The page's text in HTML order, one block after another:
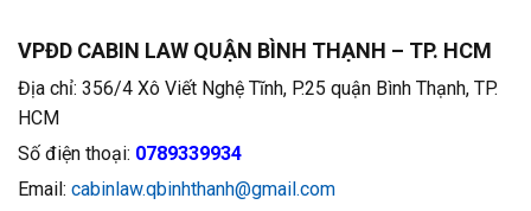
VPĐD CABIN LAW QUẬN BÌNH THẠNH – TP. HCM
Địa chỉ: 356/4 Xô Viết Nghệ Tĩnh, P.25 quận Bình Thạnh, TP.
HCM
Số điện thoại: 0789339934
Email: cabinlaw.qbinhthanh@gmail.com